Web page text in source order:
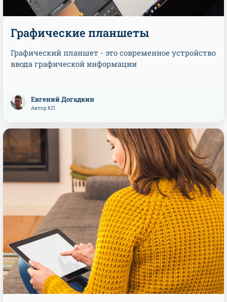
Графические планшеты
Графический планшет - это современное устройство
ввода графической информации
Евгений Догадкин
Автор КП